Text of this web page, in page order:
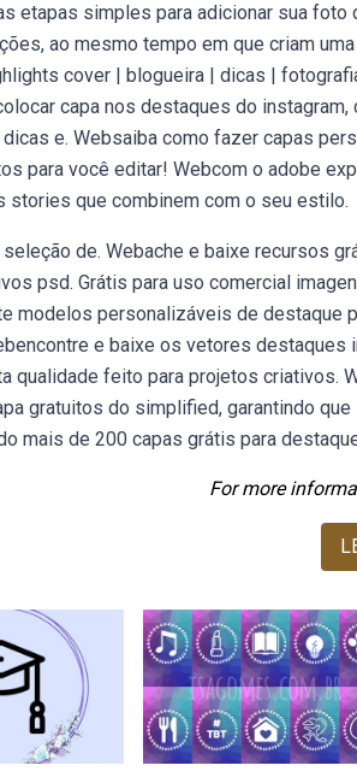
etapas simples para adicionar sua
ao mesmo tempo em que criam
cover | blogueira | dicas |
capa nos destaques do
dicas e. Websaiba como fazer capas
para você editar! Webcom o adobe
stories que combinem com o seu estilo.
de. Webache e baixe recursos
psd. Grátis para uso comercial
modelos personalizáveis de destaque
e baixe os vetores
qualidade feito para projetos criativos.
gratuitos do simplified, garantindo
mais de 200 capas grátis para
For more